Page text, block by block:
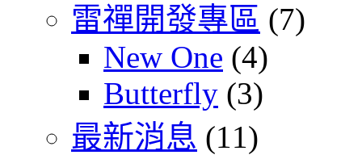
雷禪開發專區 (7)
New One (4)
Butterfly (3)
最新消息 (11)